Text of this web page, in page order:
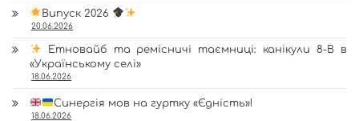
Випуск 2026
20.06.2026
Етновайб та ремісничі таємниці: канікули 8-В в
«Українському селі»
18.06.2026
Синергія мов на гуртку «Єдність»!
18.06.2026